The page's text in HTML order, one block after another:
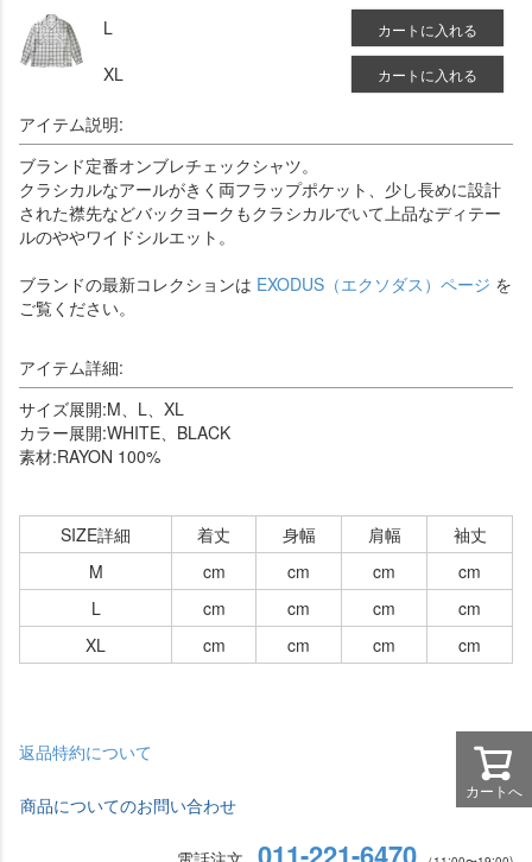
L
カートに入れる
XL カートに入れる
アイテム説明:
ブランド定番オンブレチェックシャツ。
クラシカルなアールがきく両フラップポケット、少し長めに設計
された襟先などバックヨークもクラシカルでいて上品なディテー
ルのややワイドシルエット。
ブランドの最新コレクションは EXODUS（エクソダス）ページ を
ご覧ください。
アイテム詳細:
サイズ展開:M、L、XL
カラー展開:WHITE、BLACK
素材:RAYON 100%
SIZE詳細 着丈 身幅 肩幅
袖丈
M
cm cm cm
cm
L
cm cm cm
cm
XL
cm cm cm cm
返品特約について
商品についてのお問い合わせ
カートへ